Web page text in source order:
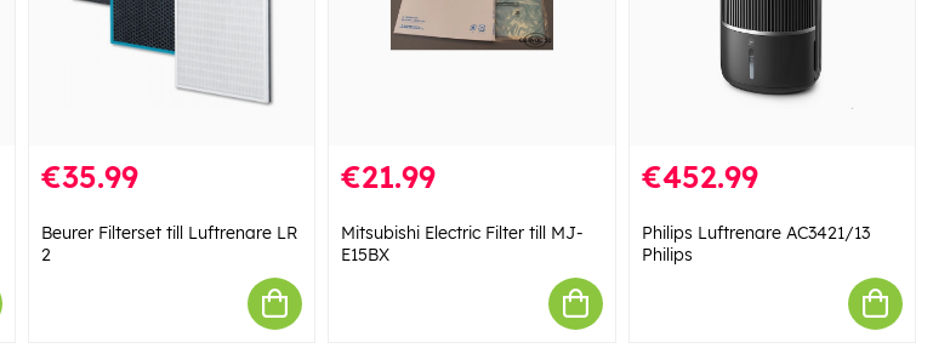
€35.99
Beurer Filterset till Luftrenare LR
2
€21.99
Mitsubishi Electric Filter till MJ-
E15BX
€452.99
Philips Luftrenare AC3421/13
Philips